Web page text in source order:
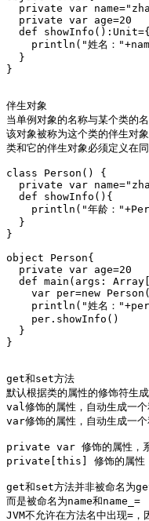
private var
  private var age=20
  def showInfo():Unit={
println("姓名：
  }
}
伴生对象
当单例对象的名称与某个类的
该对象被称为这个类的伴生对
类和它的伴生对象必须定义在
class Person() {
private var
  def showInfo(){
println("年龄：
  }
}
object Person{
  private var age=20
def main(args:
var per=new
println("姓名：
    per.showInfo()
  }
}
get和set方法
默认根据类的属性的修饰符生
val修饰的属性，自动生成一
var修饰的属性，自动生成一
private var 修饰的属性，系
private[this] 修饰的属性，
get和set方法并非被命名为
而是被命名为name和name_=
JVM不允许在方法名中出现=，